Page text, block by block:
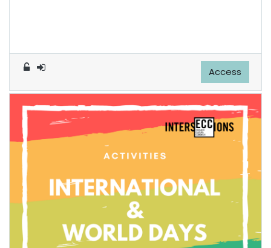
Access